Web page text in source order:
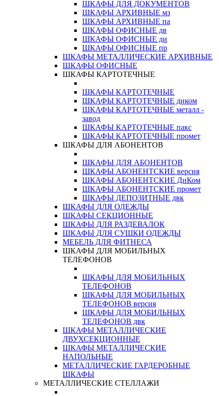
ШКАФЫ ДЛЯ ДОКУМЕНТОВ
ШКАФЫ АРХИВНЫЕ мз
ШКАФЫ АРХИВНЫЕ па
ШКАФЫ ОФИСНЫЕ дв
ШКАФЫ ОФИСНЫЕ ди
ШКАФЫ ОФИСНЫЕ пр
ШКАФЫ МЕТАЛЛИЧЕСКИЕ АРХИВНЫЕ
ШКАФЫ ОФИСНЫЕ
ШКАФЫ КАРТОТЕЧНЫЕ
ШКАФЫ КАРТОТЕЧНЫЕ
ШКАФЫ КАРТОТЕЧНЫЕ диком
ШКАФЫ КАРТОТЕЧНЫЕ металл -
завод
ШКАФЫ КАРТОТЕЧНЫЕ пакс
ШКАФЫ КАРТОТЕЧНЫЕ промет
ШКАФЫ ДЛЯ АБОНЕНТОВ
ШКАФЫ ДЛЯ АБОНЕНТОВ
ШКАФЫ АБОНЕНТСКИЕ версия
ШКАФЫ АБОНЕНТСКИЕ ДиКом
ШКАФЫ АБОНЕНТСКИЕ промет
ШКАФЫ ДЕПОЗИТНЫЕ двк
ШКАФЫ ДЛЯ ОДЕЖДЫ
ШКАФЫ СЕКЦИОННЫЕ
ШКАФЫ ДЛЯ РАЗДЕВАЛОК
ШКАФЫ ДЛЯ СУШКИ ОДЕЖДЫ
МЕБЕЛЬ ДЛЯ ФИТНЕСА
ШКАФЫ ДЛЯ МОБИЛЬНЫХ
ТЕЛЕФОНОВ
ШКАФЫ ДЛЯ МОБИЛЬНЫХ
ТЕЛЕФОНОВ
ШКАФЫ ДЛЯ МОБИЛЬНЫХ
ТЕЛЕФОНОВ версия
ШКАФЫ ДЛЯ МОБИЛЬНЫХ
ТЕЛЕФОНОВ двк
ШКАФЫ МЕТАЛЛИЧЕСКИЕ
ДВУХСЕКЦИОННЫЕ
ШКАФЫ МЕТАЛЛИЧЕСКИЕ
НАПОЛЬНЫЕ
МЕТАЛЛИЧЕСКИЕ ГАРДЕРОБНЫЕ
ШКАФЫ
МЕТАЛЛИЧЕСКИЕ СТЕЛЛАЖИ